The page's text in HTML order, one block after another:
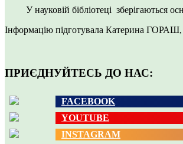
У науковій бібліотеці зберігаються
Інформацію підготувала Катерина
ПРИЄДНУЙТЕСЬ ДО НАС:
FACEBOOK
YOUTUBE
INSTAGRAM